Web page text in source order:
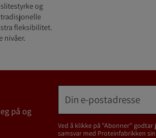
og
fleksibilitet.
nivåer.
på og
Ved å klikke på "Abonner"
samsvar med Proteinfabrikken sin